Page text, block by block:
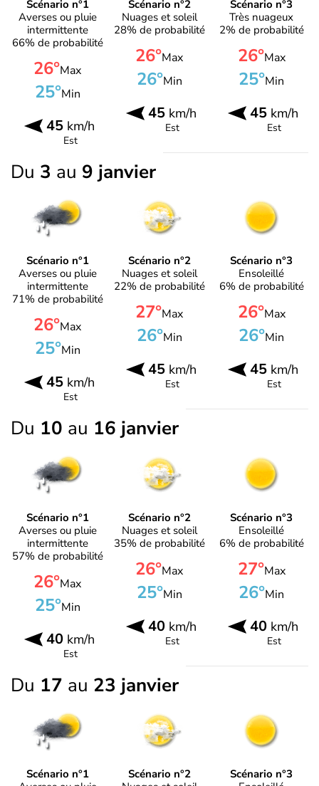
Scénario n°1
Averses ou pluie
intermittente
66% de probabilité
26°Max
25°Min
45km/h
Est
Scénario n°2
Nuages et soleil
28% de probabilité
26°Max
26°Min
45km/h
Est
Scénario n°3
Très nuageux
2% de probabilité
26°Max
25°Min
45 km/h
Est
Du 3 au 9 janvier
Scénario n°1
Averses ou pluie
intermittente
71% de probabilité
26°Max
25°Min
45km/h
Est
Scénario n°2
Nuages et soleil
22% de probabilité
27°Max
26°Min
45km/h
Est
Scénario n°3
Ensoleillé
6% de probabilité
26°Max
26°Min
45 km/h
Est
Du 10 au 16 janvier
Scénario n°1
Averses ou pluie
intermittente
57% de probabilité
26°Max
25°Min
40km/h
Est
Scénario n°2
Nuages et soleil
35% de probabilité
26°Max
25°Min
40km/h
Est
Scénario n°3
Ensoleillé
6% de probabilité
27°Max
26°Min
40 km/h
Est
Du 17 au 23 janvier
Scénario n°1
Scénario n°2
Scénario n°3